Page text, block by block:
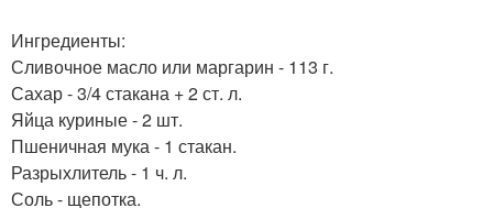
Ингредиенты:
Сливочное масло или маргарин - 113 г.
Сахар - 3/4 стакана + 2 ст. л.
Яйца куриные - 2 шт.
Пшеничная мука - 1 стакан.
Разрыхлитель - 1 ч. л.
Соль - щепотка.